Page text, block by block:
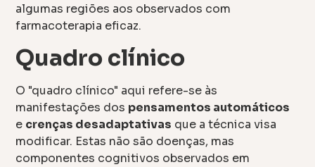
algumas regiões aos observados com
farmacoterapia eficaz.
Quadro clínico
O "quadro clínico" aqui refere-se às
manifestações dos pensamentos automáticos
e crenças desadaptativas que a técnica visa
modificar. Estas não são doenças, mas
componentes cognitivos observados em